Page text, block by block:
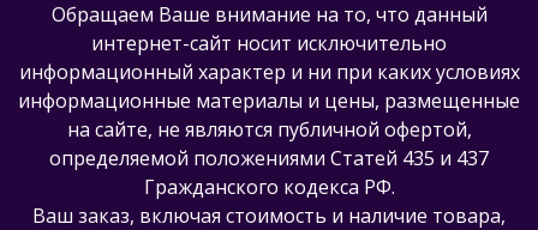
Обращаем Ваше внимание на то, что данный
интернет-сайт носит исключительно
информационный характер и ни при каких условиях
информационные материалы и цены, размещенные
на сайте, не являются публичной офертой,
определяемой положениями Статей 435 и 437
Гражданского кодекса РФ.
Ваш заказ, включая стоимость и наличие товара,